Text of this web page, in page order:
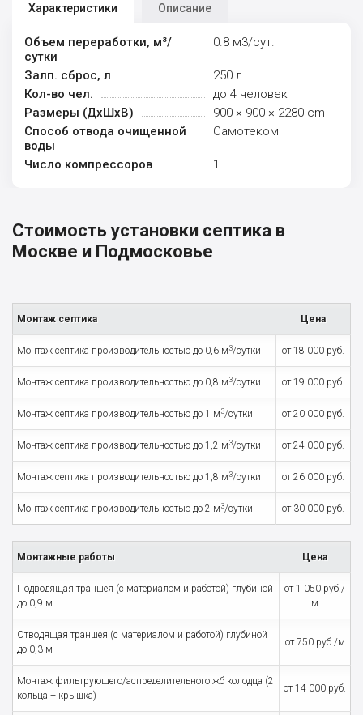
Характеристики Описание
Объем переработки, м³/
сутки
0.8 м3/сут.
Залп. сброс, л
250 л.
Кол-во чел.
до 4 человек
Рaзмеры (ДхШхВ)
900 × 900 × 2280 cm
Способ отвода очищенной
воды
Самотеком
Число компрессоров 1
Стоимость установки септика в
Москве и Подмосковье
Монтаж септика Цена
Монтаж септика производительностью до 0,6 м 3/сутки от 18 000 руб.
Монтаж септика производительностью до 0,8 м 3/сутки от 19 000 руб.
Монтаж септика производительностью до 1 м 3/сутки от 20 000 руб.
Монтаж септика производительностью до 1,2 м 3/сутки от 24 000 руб.
Монтаж септика производительностью до 1,8 м 3/сутки от 26 000 руб.
Монтаж септика производительностью до 2 м 3/сутки от 30 000 руб.
Монтажные работы Цена
Подводящая траншея (с материалом и работой) глубиной
до 0,9 м
от 1 050 руб./
м
Отводящая траншея (с материалом и работой) глубиной
до 0,3 м
от 750 руб./м
Монтаж фильтрующего/аспределительного жб колодца (2
кольца + крышка)
от 14 000 руб.